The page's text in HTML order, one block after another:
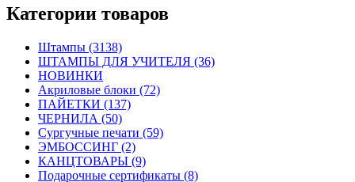
Категории товаров
Штампы (3138)
ШТАМПЫ ДЛЯ УЧИТЕЛЯ (36)
НОВИНКИ
Акриловые блоки (72)
ПАЙЕТКИ (137)
ЧЕРНИЛА (50)
Сургучные печати (59)
ЭМБОССИНГ (2)
КАНЦТОВАРЫ (9)
Подарочные сертификаты (8)